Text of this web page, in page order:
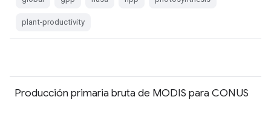
plant-productivity
Producción primaria bruta de MODIS para CONUS